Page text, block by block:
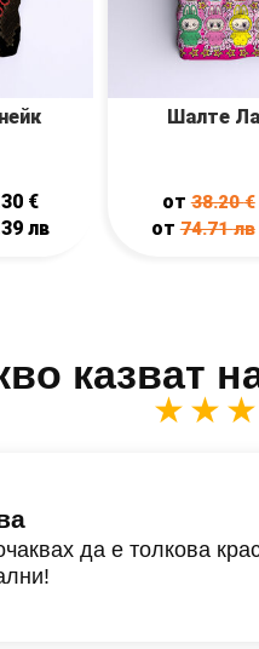
€
лв
Шалте
от38.20€
от74.71лв
казват
да е толкова